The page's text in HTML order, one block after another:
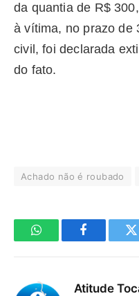
da quantia de R$
à vítima, no prazo de
civil, foi declarada
do fato.
Achado não é roubado
WhatsAppFacebook
Atitude